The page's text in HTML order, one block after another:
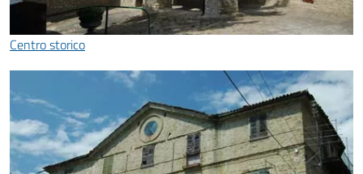
Centro storico